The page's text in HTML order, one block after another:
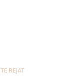
TE REJAT